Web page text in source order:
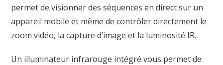
permet de visionner des séquences en direct sur un
appareil mobile et même de contrôler directement le
zoom vidéo, la capture d’image et la luminosité IR.
Un illuminateur infrarouge intégré vous permet de